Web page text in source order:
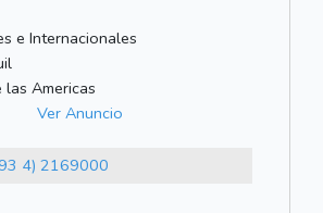
e Internacionales
las Americas
Ver Anuncio
4) 2169000